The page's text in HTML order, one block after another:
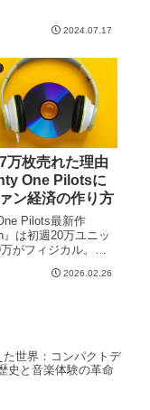
2024年8月13日（火）
たしますが、何卒
2024.07.17
万枚売れた理由
One Pilotsに
ン経済の作り方
Pilots最新作
』は初週20万ユニッ
がフィジカル。ス
、ファンの心を掴む
2026.02.26
世界：コンパクトデ
史と音楽体験の革命